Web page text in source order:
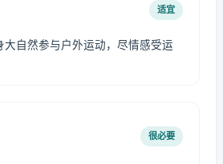
适宜
大自然参与户外运动，尽情感受运
很必要